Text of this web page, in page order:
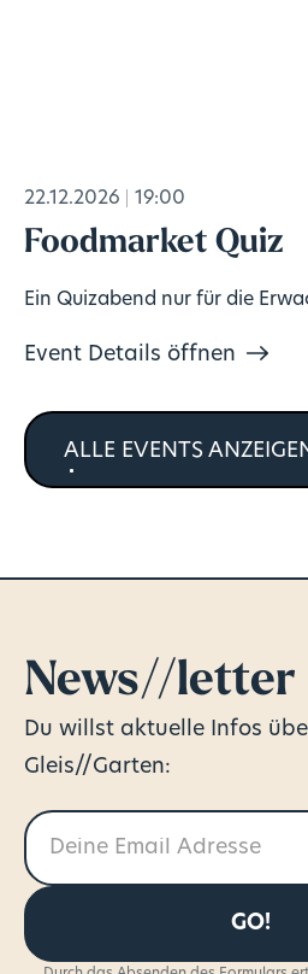
22.12.2026 19:00
Foodmarket Quiz
Ein Quizabend nur für die
Event Details öffnen
ALLE EVENTS
News//letter
Du willst aktuelle Infos
Gleis//Garten: